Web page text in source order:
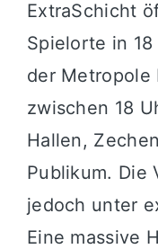
ExtraSchicht
Spielorte in
der Metropole
zwischen 18
Hallen,
Publikum. Die
jedoch unter
Eine massive